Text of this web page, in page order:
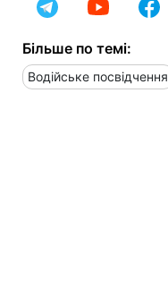
Більше по темі:
Водійське посвідчення